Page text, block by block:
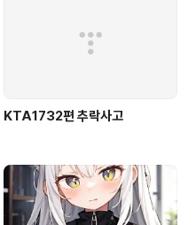
KTA1732편 추락사고